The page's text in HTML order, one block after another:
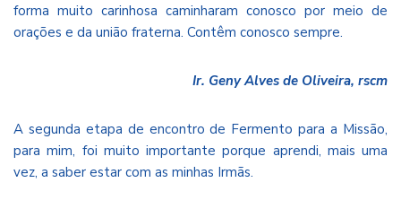
forma muito carinhosa caminharam conosco por meio de
orações e da união fraterna. Contêm conosco sempre.
Ir. Geny Alves de Oliveira, rscm
A segunda etapa de encontro de Fermento para a Missão,
para mim, foi muito importante porque aprendi, mais uma
vez, a saber estar com as minhas Irmãs.